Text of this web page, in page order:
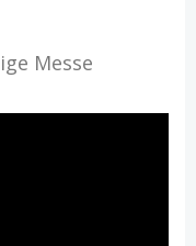
Messe